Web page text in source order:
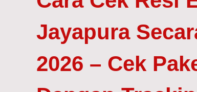
Jayapura
2026 – Cek